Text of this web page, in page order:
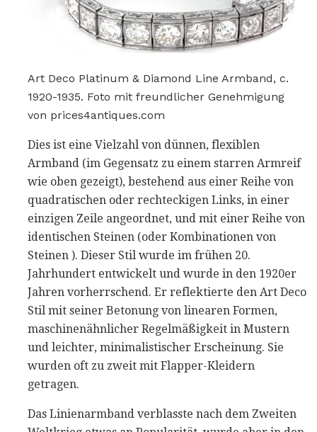
Art Deco Platinum & Diamond Line Armband, c.
1920-1935. Foto mit freundlicher Genehmigung
von prices4antiques.com
Dies ist eine Vielzahl von dünnen, flexiblen
Armband (im Gegensatz zu einem starren Armreif
wie oben gezeigt), bestehend aus einer Reihe von
quadratischen oder rechteckigen Links, in einer
einzigen Zeile angeordnet, und mit einer Reihe von
identischen Steinen (oder Kombinationen von
Steinen ). Dieser Stil wurde im frühen 20.
Jahrhundert entwickelt und wurde in den 1920er
Jahren vorherrschend. Er reflektierte den Art Deco
Stil mit seiner Betonung von linearen Formen,
maschinenähnlicher Regelmäßigkeit in Mustern
und leichter, minimalistischer Erscheinung. Sie
wurden oft zu zweit mit Flapper-Kleidern
getragen.
Das Linienarmband verblasste nach dem Zweiten